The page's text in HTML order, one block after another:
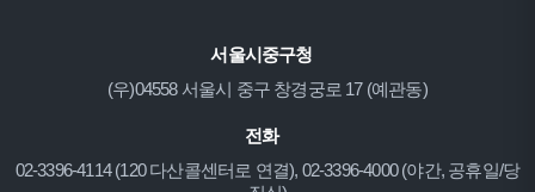
서울시중구청
(우)04558 서울시 중구 창경궁로 17 (예관동)
전화
02-3396-4114 (120 다산콜센터로 연결), 02-3396-4000 (야간, 공휴일/당